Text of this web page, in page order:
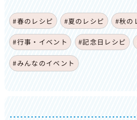
#春のレシピ #夏のレシピ #秋の
#行事・イベント #記念日レシピ
#みんなのイベント